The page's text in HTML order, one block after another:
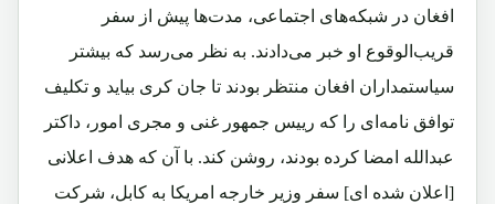
افغان در شبکه‌‌های اجتماعی، مدت‌ها پیش از سفر
قریب‌الوقوع او خبر می‌دادند. به‌ نظر می‌رسد که بیشتر
سیاستمداران افغان منتظر بودند تا جان کری بیاید و تکلیف
توافق ‌نامه‌ای را که رییس‌ جمهور غنی و مجری امور، داکتر
عبدالله امضا کرده بودند، روشن کند. با آن ‌که هدف اعلانی
[اعلان شده ای] سفر وزیر خارجه امریکا به کابل، شرکت